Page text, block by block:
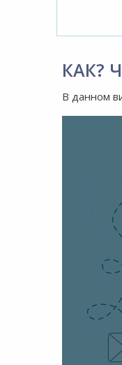
КАК?
В данном